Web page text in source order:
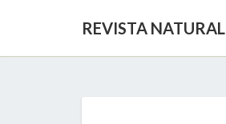
REVISTA NATURAL